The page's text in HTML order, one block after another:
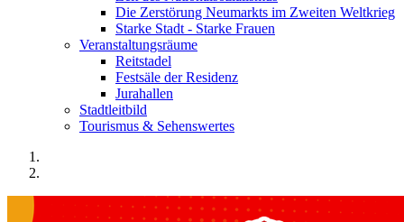
Die Zerstörung Neumarkts im Zweiten Weltkrieg
Starke Stadt - Starke Frauen
Veranstaltungsräume
Reitstadel
Festsäle der Residenz
Jurahallen
Stadtleitbild
Tourismus & Sehenswertes